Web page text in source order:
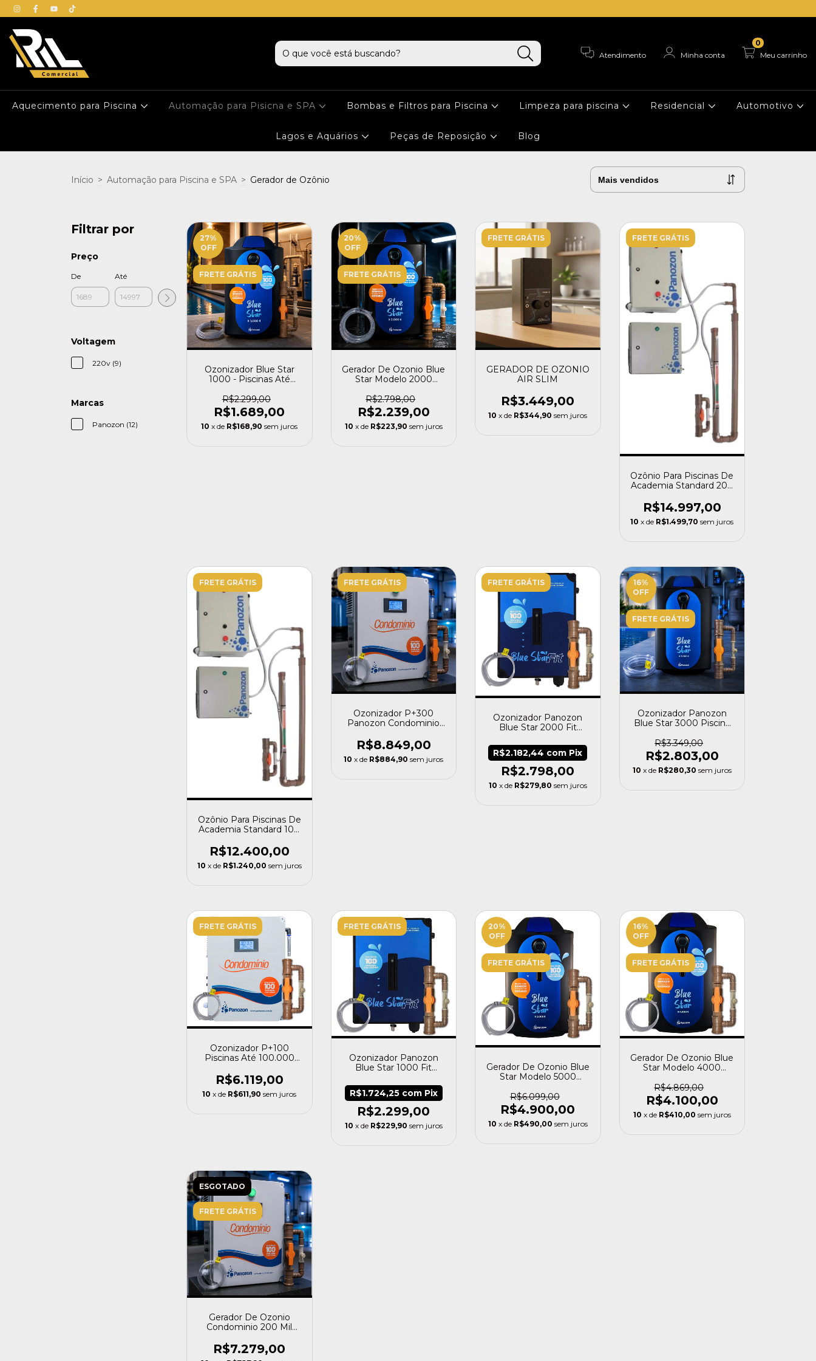
Atendimento Minha conta Meu carrinho
0
Aquecimento para Piscina Automação para Pisicna e SPA Bombas e Filtros para Piscina Limpeza para piscina Residencial Automotivo
Lagos e Aquários Peças de Reposição Blog
Início > Automação para Piscina e SPA > Gerador de Ozônio
Filtrar por
Preço
De Até
Voltagem
220v (9)
Marcas
Panozon (12)
27%
OFF
FRETE GRÁTIS
Ozonizador Blue Star
1000 - Piscinas Até
Panozon
R$2.299,00
R$1.689,00
10 x de R$168,90 sem juros
20%
OFF
FRETE GRÁTIS
Gerador De Ozonio Blue
Star Modelo 2000
R$2.798,00
R$2.239,00
10 x de R$223,90 sem juros
FRETE GRÁTIS
GERADOR DE OZONIO
AIR SLIM
R$3.449,00
10 x de R$344,90 sem juros
FRETE GRÁTIS
Ozônio Para Piscinas De
Academia Standard 200
R$14.997,00
10 x de R$1.499,70 sem juros
FRETE GRÁTIS
Ozônio Para Piscinas De
Academia Standard 100
R$12.400,00
10 x de R$1.240,00 sem juros
FRETE GRÁTIS
Ozonizador P+300
Panozon Condominio
R$8.849,00
10 x de R$884,90 sem juros
FRETE GRÁTIS
Ozonizador Panozon
Blue Star 2000 Fit
R$2.798,00
R$2.182,44 com Pix
10 x de R$279,80 sem juros
16%
OFF
FRETE GRÁTIS
Ozonizador Panozon
Blue Star 3000 Piscina
R$3.349,00
R$2.803,00
10 x de R$280,30 sem juros
FRETE GRÁTIS
Ozonizador P+100
Piscinas Até 100.000
R$6.119,00
10 x de R$611,90 sem juros
FRETE GRÁTIS
Ozonizador Panozon
Blue Star 1000 Fit
R$2.299,00
R$1.724,25 com Pix
10 x de R$229,90 sem juros
20%
OFF
FRETE GRÁTIS
Gerador De Ozonio Blue
Star Modelo 5000
R$6.099,00
R$4.900,00
10 x de R$490,00 sem juros
16%
OFF
FRETE GRÁTIS
Gerador De Ozonio Blue
Star Modelo 4000
R$4.869,00
R$4.100,00
10 x de R$410,00 sem juros
ESGOTADO
FRETE GRÁTIS
Gerador De Ozonio
Condominio 200 Mil
R$7.279,00